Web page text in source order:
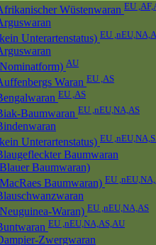
Wüstenwaran EU
Unterartenstatus) EU
AU
Waran EU ,AS
EU ,AS
Baumwaran EU ,nEU,NA,AS
Unterartenstatus) EU
Baumwaran
Baumwaran)
Baumwaran) EU
Waran) EU ,nEU,NA,AS
EU ,nEU,NA,AS,AU
Zwergwaran